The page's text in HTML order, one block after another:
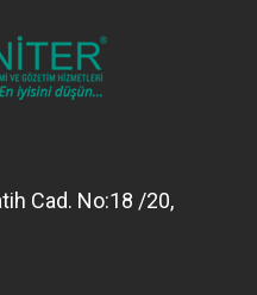
Cad. No:18 /20,